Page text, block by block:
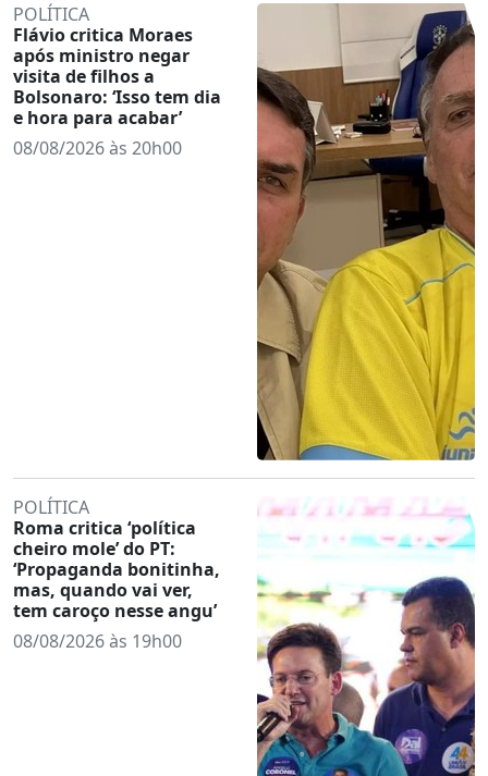
POLÍTICA
Flávio critica Moraes
após ministro negar
visita de filhos a
Bolsonaro: ‘Isso tem dia
e hora para acabar’
08/08/2026 às 20h00
POLÍTICA
Roma critica ‘política
cheiro mole’ do PT:
‘Propaganda bonitinha,
mas, quando vai ver,
tem caroço nesse angu’
08/08/2026 às 19h00